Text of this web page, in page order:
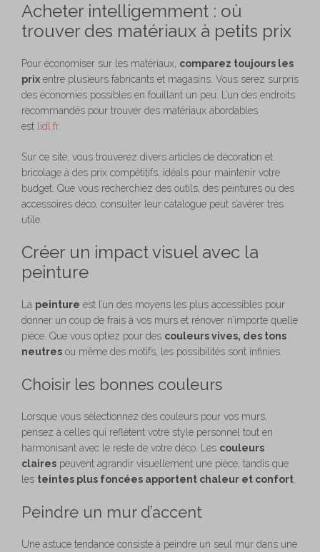
Acheter intelligemment : où
trouver des matériaux à petits prix
Pour économiser sur les matériaux, comparez toujours les
prix entre plusieurs fabricants et magasins. Vous serez surpris
des économies possibles en fouillant un peu. L’un des endroits
recommandés pour trouver des matériaux abordables
est lidl.fr.
Sur ce site, vous trouverez divers articles de décoration et
bricolage à des prix compétitifs, idéals pour maintenir votre
budget. Que vous recherchiez des outils, des peintures ou des
accessoires déco, consulter leur catalogue peut s’avérer très
utile.
Créer un impact visuel avec la
peinture
La peinture est l’un des moyens les plus accessibles pour
donner un coup de frais à vos murs et rénover n’importe quelle
pièce. Que vous optiez pour des couleurs vives, des tons
neutres ou même des motifs, les possibilités sont infinies.
Choisir les bonnes couleurs
Lorsque vous sélectionnez des couleurs pour vos murs,
pensez à celles qui reflètent votre style personnel tout en
harmonisant avec le reste de votre déco. Les couleurs
claires peuvent agrandir visuellement une pièce, tandis que
les teintes plus foncées apportent chaleur et confort.
Peindre un mur d’accent
Une astuce tendance consiste à peindre un seul mur dans une